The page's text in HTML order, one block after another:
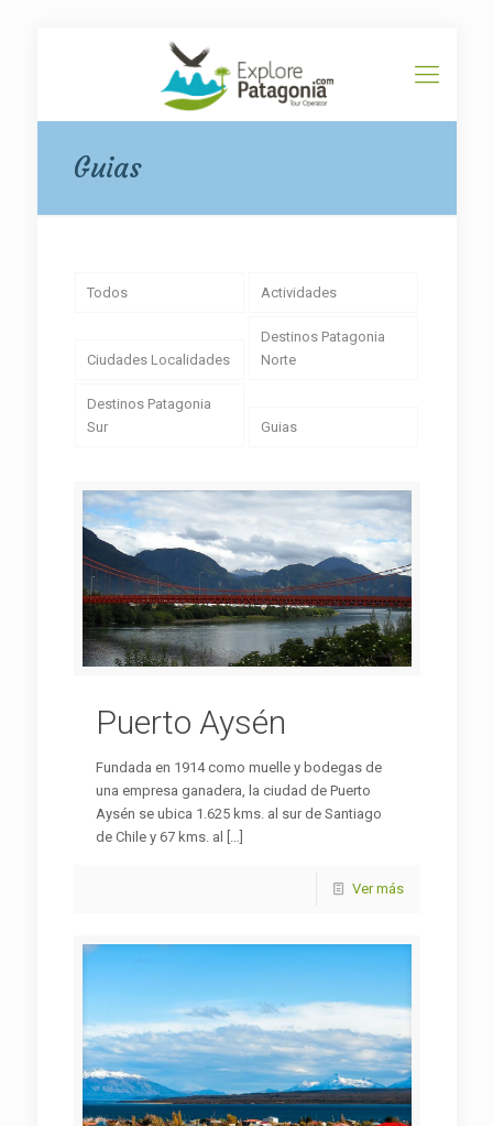
Guias
Todos Actividades
Ciudades Localidades
Destinos Patagonia
Norte
Destinos Patagonia
Sur
Guias
Puerto Aysén
Fundada en 1914 como muelle y bodegas de
una empresa ganadera, la ciudad de Puerto
Aysén se ubica 1.625 kms. al sur de Santiago
de Chile y 67 kms. al
Ver más